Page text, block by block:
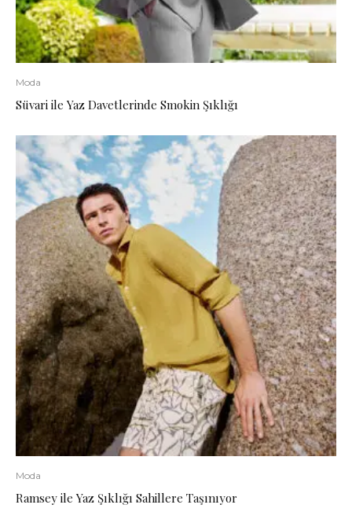
Moda
Süvari ile Yaz Davetlerinde Smokin Şıklığı
Moda
Ramsey ile Yaz Şıklığı Sahillere Taşınıyor